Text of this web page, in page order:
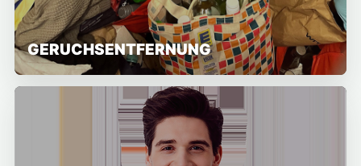
GERUCHSENTFERNUNG